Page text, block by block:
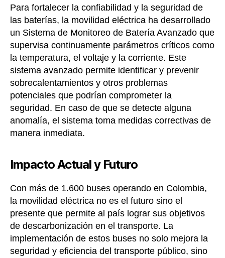
Para fortalecer la confiabilidad y la seguridad de
las baterías, la movilidad eléctrica ha desarrollado
un Sistema de Monitoreo de Batería Avanzado que
supervisa continuamente parámetros críticos como
la temperatura, el voltaje y la corriente. Este
sistema avanzado permite identificar y prevenir
sobrecalentamientos y otros problemas
potenciales que podrían comprometer la
seguridad. En caso de que se detecte alguna
anomalía, el sistema toma medidas correctivas de
manera inmediata.
Impacto Actual y Futuro
Con más de 1.600 buses operando en Colombia,
la movilidad eléctrica no es el futuro sino el
presente que permite al país lograr sus objetivos
de descarbonización en el transporte. La
implementación de estos buses no solo mejora la
seguridad y eficiencia del transporte público, sino